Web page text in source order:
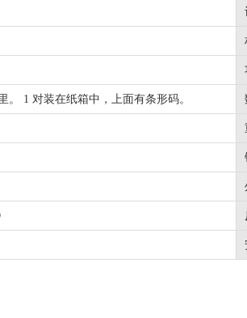
。 1 对装在纸箱中，上面有条形码。